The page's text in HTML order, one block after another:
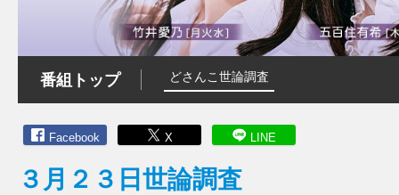
番組トップ どさんこ世論調査
Facebook X LINE
３月２３日世論調査